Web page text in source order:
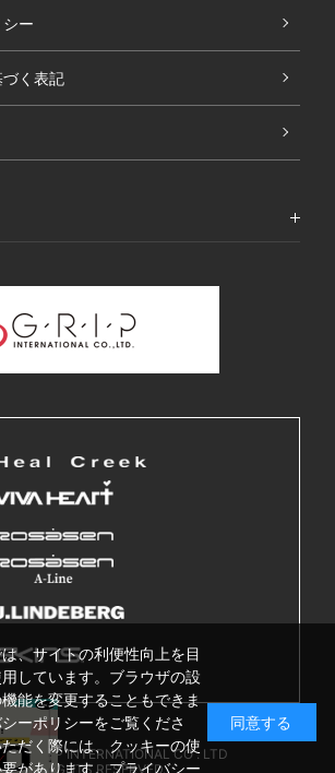
ー
く表記
© GRIP INTERNATIONAL CO . LTD
ALL RIGHTS RESERVED.
、サイトの利便性向上を目
しています。ブラウザの設
能を変更することもできま
ーポリシーをご覧くださ
だく際には、クッキーの使
があります。プライバシー
同意する